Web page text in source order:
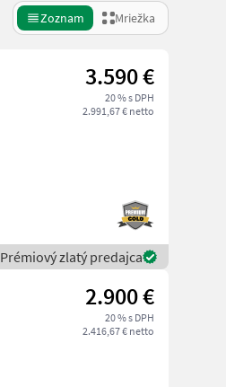
Zoznam Mriežka
3.590 €
20 % s DPH
2.991,67 € netto
Prémiový zlatý predajca
2.900 €
20 % s DPH
2.416,67 € netto